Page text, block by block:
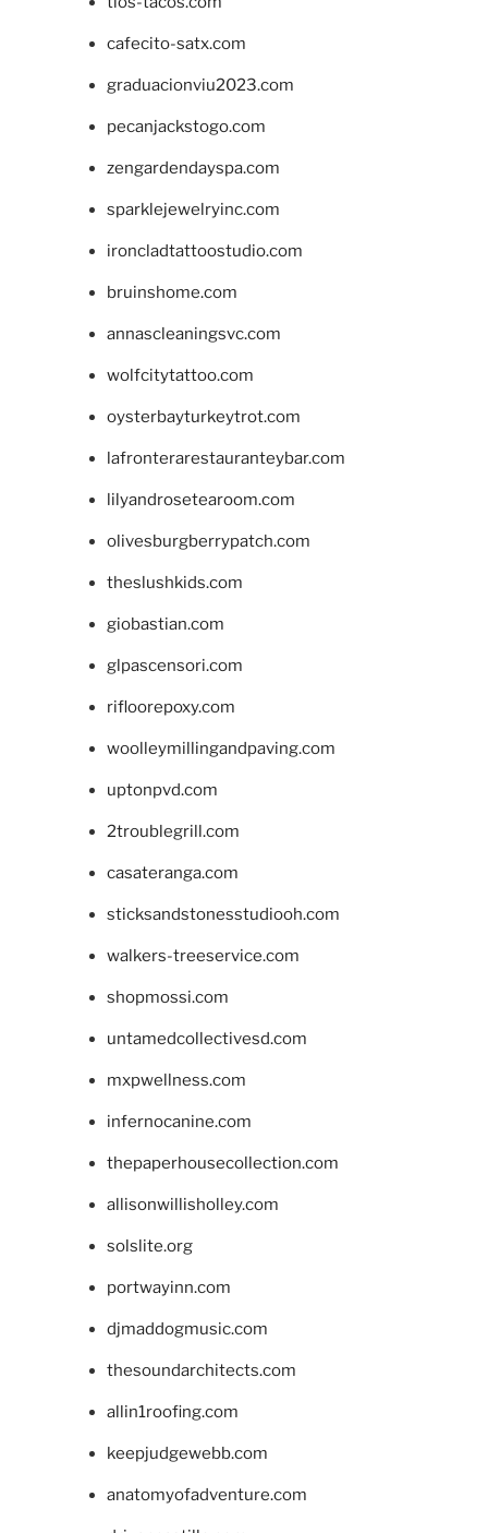
cafecito-satx.com
graduacionviu2023.com
pecanjackstogo.com
zengardendayspa.com
sparklejewelryinc.com
ironcladtattoostudio.com
bruinshome.com
annascleaningsvc.com
wolfcitytattoo.com
oysterbayturkeytrot.com
lafronterarestauranteybar.com
lilyandrosetearoom.com
olivesburgberrypatch.com
theslushkids.com
giobastian.com
glpascensori.com
rifloorepoxy.com
woolleymillingandpaving.com
uptonpvd.com
2troublegrill.com
casateranga.com
sticksandstonesstudiooh.com
walkers-treeservice.com
shopmossi.com
untamedcollectivesd.com
mxpwellness.com
infernocanine.com
thepaperhousecollection.com
allisonwillisholley.com
solslite.org
portwayinn.com
djmaddogmusic.com
thesoundarchitects.com
allin1roofing.com
keepjudgewebb.com
anatomyofadventure.com